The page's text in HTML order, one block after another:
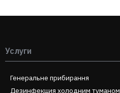
Услуги
Генеральне прибирання
Дезинфекция холодним туманом